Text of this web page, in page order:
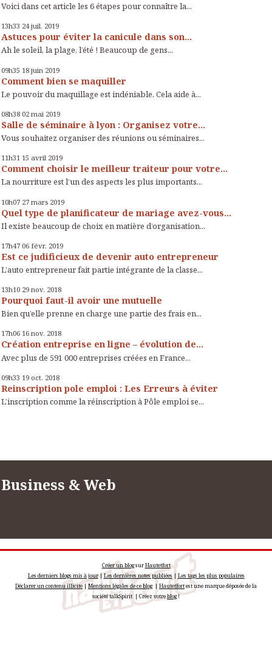
Voici dans cet article les 6 étapes pour connaître la...
13h33 24 juil. 2019
Astuces pour éviter la canicule dans son...
Ah le soleil, la plage, l’été ! Beaucoup de gens...
09h35 18 juin 2019
Comment bien se maquiller
Le pouvoir du maquillage est indéniable. Cela aide à...
08h38 02 mai 2019
Salle de séminaire à lyon : Organisez votre...
Vous souhaitez organiser des réunions ou séminaires...
11h31 15 avril 2019
Comment choisir le meilleur traiteur pour votre...
La nourriture est l’un des aspects les plus importants...
10h07 27 mars 2019
Quel type de planificateur de mariage avez-vous...
Il existe beaucoup de choix en matière d’organisation...
17h47 06 févr. 2019
Est ce judificieux de devenir auto entrepreneur
L’auto entrepreneur fait partie intégrante de la classe...
13h10 29 nov. 2018
Pourquoi faut-il avoir une mutuelle
Bien qu’elle prenne en charge une partie des frais en...
17h06 16 nov. 2018
Création entreprise en ligne – évolution de...
Avec plus de 591 000 entreprises créées en France...
09h33 19 oct. 2018
Reinscription pole emploi : Les Erreurs à éviter
L’inscription comme la réinscription à Pôle emploi se...
Business & Web
Créer un blogsurHautetfort
Les derniers blogs mis à jour|Les dernières notes publiées |Les tags les plus populaires
Déclarer un contenu illicite| Mentions légales de ce blog| Hautetfortest une marque déposée de la
société talkSpirit | Créez votreblog!